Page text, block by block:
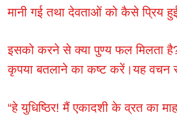
मानी गई तथा देवताओं को कैसे प्रिय
इसको करने से क्या पुण्य फल मिलता
कृपया बतलाने का कष्ट करें।यह
“हे युधिष्ठिर! मैं एकादशी के व्रत का